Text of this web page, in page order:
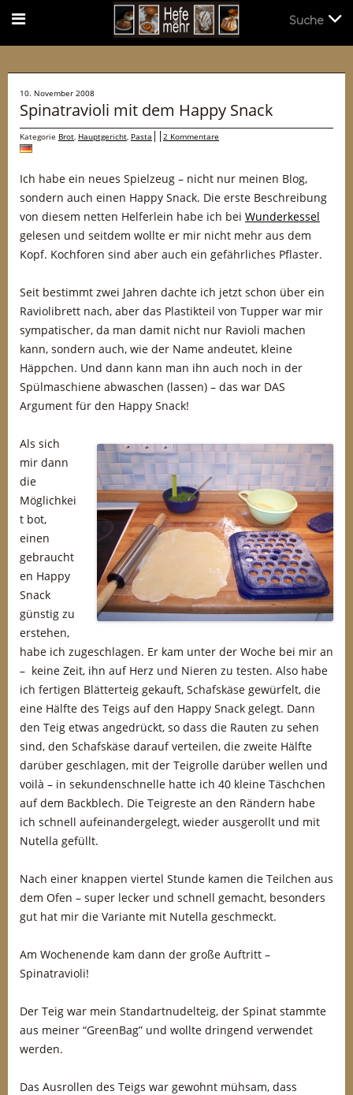
10. November 2008
Spinatravioli mit dem Happy Snack
Kategorie Brot, Hauptgericht, Pasta 2 Kommentare
Ich habe ein neues Spielzeug – nicht nur meinen Blog,
sondern auch einen Happy Snack. Die erste Beschreibung
von diesem netten Helferlein habe ich bei Wunderkessel
gelesen und seitdem wollte er mir nicht mehr aus dem
Kopf. Kochforen sind aber auch ein gefährliches Pflaster.
Seit bestimmt zwei Jahren dachte ich jetzt schon über ein
Raviolibrett nach, aber das Plastikteil von Tupper war mir
sympatischer, da man damit nicht nur Ravioli machen
kann, sondern auch, wie der Name andeutet, kleine
Häppchen. Und dann kann man ihn auch noch in der
Spülmaschiene abwaschen (lassen) – das war DAS
Argument für den Happy Snack!
Als sich
mir dann
die
Möglichkei
t bot,
einen
gebraucht
en Happy
Snack
günstig zu
erstehen,
habe ich zugeschlagen. Er kam unter der Woche bei mir an
– keine Zeit, ihn auf Herz und Nieren zu testen. Also habe
ich fertigen Blätterteig gekauft, Schafskäse gewürfelt, die
eine Hälfte des Teigs auf den Happy Snack gelegt. Dann
den Teig etwas angedrückt, so dass die Rauten zu sehen
sind, den Schafskäse darauf verteilen, die zweite Hälfte
darüber geschlagen, mit der Teigrolle darüber wellen und
voilà – in sekundenschnelle hatte ich 40 kleine Täschchen
auf dem Backblech. Die Teigreste an den Rändern habe
ich schnell aufeinandergelegt, wieder ausgerollt und mit
Nutella gefüllt.
Nach einer knappen viertel Stunde kamen die Teilchen aus
dem Ofen – super lecker und schnell gemacht, besonders
gut hat mir die Variante mit Nutella geschmeckt.
Am Wochenende kam dann der große Auftritt –
Spinatravioli!
Der Teig war mein Standartnudelteig, der Spinat stammte
aus meiner “GreenBag” und wollte dringend verwendet
werden.
Das Ausrollen des Teigs war gewohnt mühsam, dass
Suche
Suche